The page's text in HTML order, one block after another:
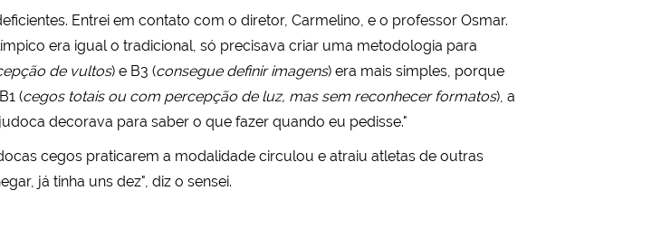
Entrei em contato com o diretor, Carmelino, e o professor Osmar.
era igual o tradicional, só precisava criar uma metodologia para
de vultos) e B3 (consegue definir imagens) era mais simples, porque
(cegos totais ou com percepção de luz, mas sem reconhecer formatos), a
decorava para saber o que fazer quando eu pedisse."
cegos praticarem a modalidade circulou e atraiu atletas de outras
já tinha uns dez", diz o sensei.